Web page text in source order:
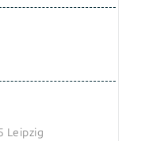
Leipzig